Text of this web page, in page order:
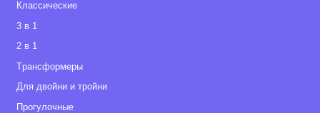
Классические
3 в 1
2 в 1
Tрансформеры
Для двойни и тройни
Прогулочные